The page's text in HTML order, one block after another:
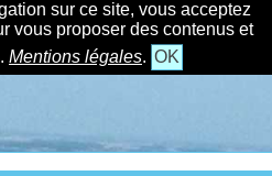
sur ce site, vous acceptez
vous proposer des contenus et
Mentions légales. OK